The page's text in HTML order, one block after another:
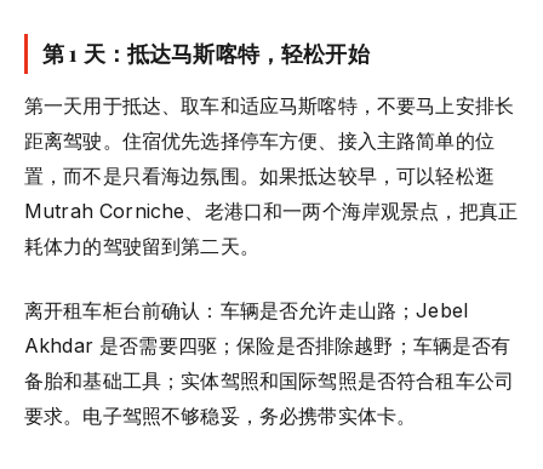
第 1 天：抵达马斯喀特，轻松开始
第一天用于抵达、取车和适应马斯喀特，不要马上安排长
距离驾驶。住宿优先选择停车方便、接入主路简单的位
置，而不是只看海边氛围。如果抵达较早，可以轻松逛
Mutrah Corniche、老港口和一两个海岸观景点，把真正
耗体力的驾驶留到第二天。
离开租车柜台前确认：车辆是否允许走山路；Jebel
Akhdar 是否需要四驱；保险是否排除越野；车辆是否有
备胎和基础工具；实体驾照和国际驾照是否符合租车公司
要求。电子驾照不够稳妥，务必携带实体卡。